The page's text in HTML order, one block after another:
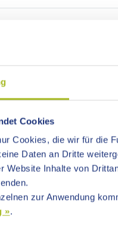
Cookies
Cookies, die wir für die
Daten an Dritte
Website Inhalte von
zur Anwendung
».